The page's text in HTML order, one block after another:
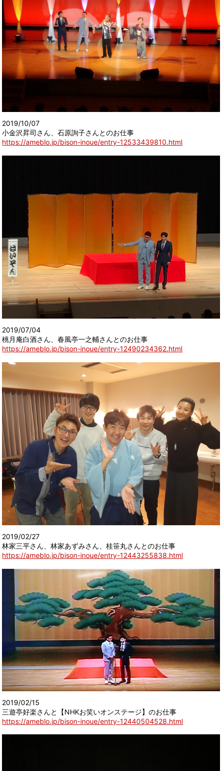
2019/10/07
小金沢昇司さん、石原詢子さんとのお仕事
https://ameblo.jp/bison-inoue/entry-12533439810.html
2019/07/04
桃月庵白酒さん、春風亭一之輔さんとのお仕事
https://ameblo.jp/bison-inoue/entry-12490234362.html
2019/02/27
林家三平さん、林家あずみさん、桂笹丸さんとのお仕事
https://ameblo.jp/bison-inoue/entry-12443255838.html
2019/02/15
三遊亭好楽さんと【NHKお笑いオンステージ】のお仕事
https://ameblo.jp/bison-inoue/entry-12440504528.html